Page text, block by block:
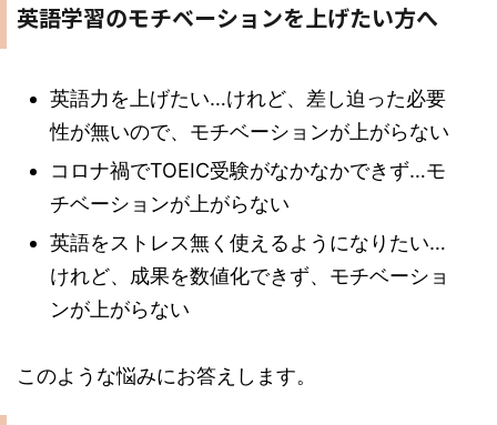
英語学習のモチベーションを上げたい方へ
英語力を上げたい…けれど、差し迫った必要
性が無いので、モチベーションが上がらない
コロナ禍でTOEIC受験がなかなかできず…モ
チベーションが上がらない
英語をストレス無く使えるようになりたい…
けれど、成果を数値化できず、モチベーショ
ンが上がらない
このような悩みにお答えします。